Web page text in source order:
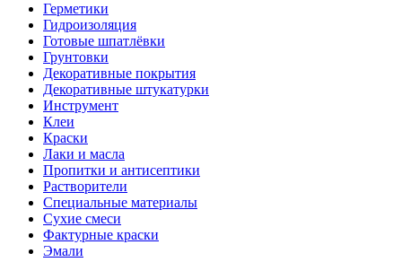
Герметики
Гидроизоляция
Готовые шпатлёвки
Грунтовки
Декоративные покрытия
Декоративные штукатурки
Инструмент
Клеи
Краски
Лаки и масла
Пропитки и антисептики
Растворители
Специальные материалы
Сухие смеси
Фактурные краски
Эмали